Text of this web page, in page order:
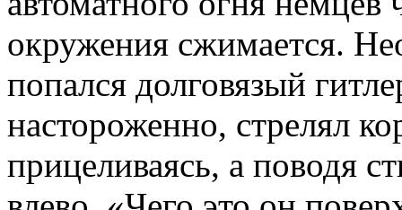
окружения сжимается.
попался долговязый
настороженно, стрелял
прицеливаясь, а поводя